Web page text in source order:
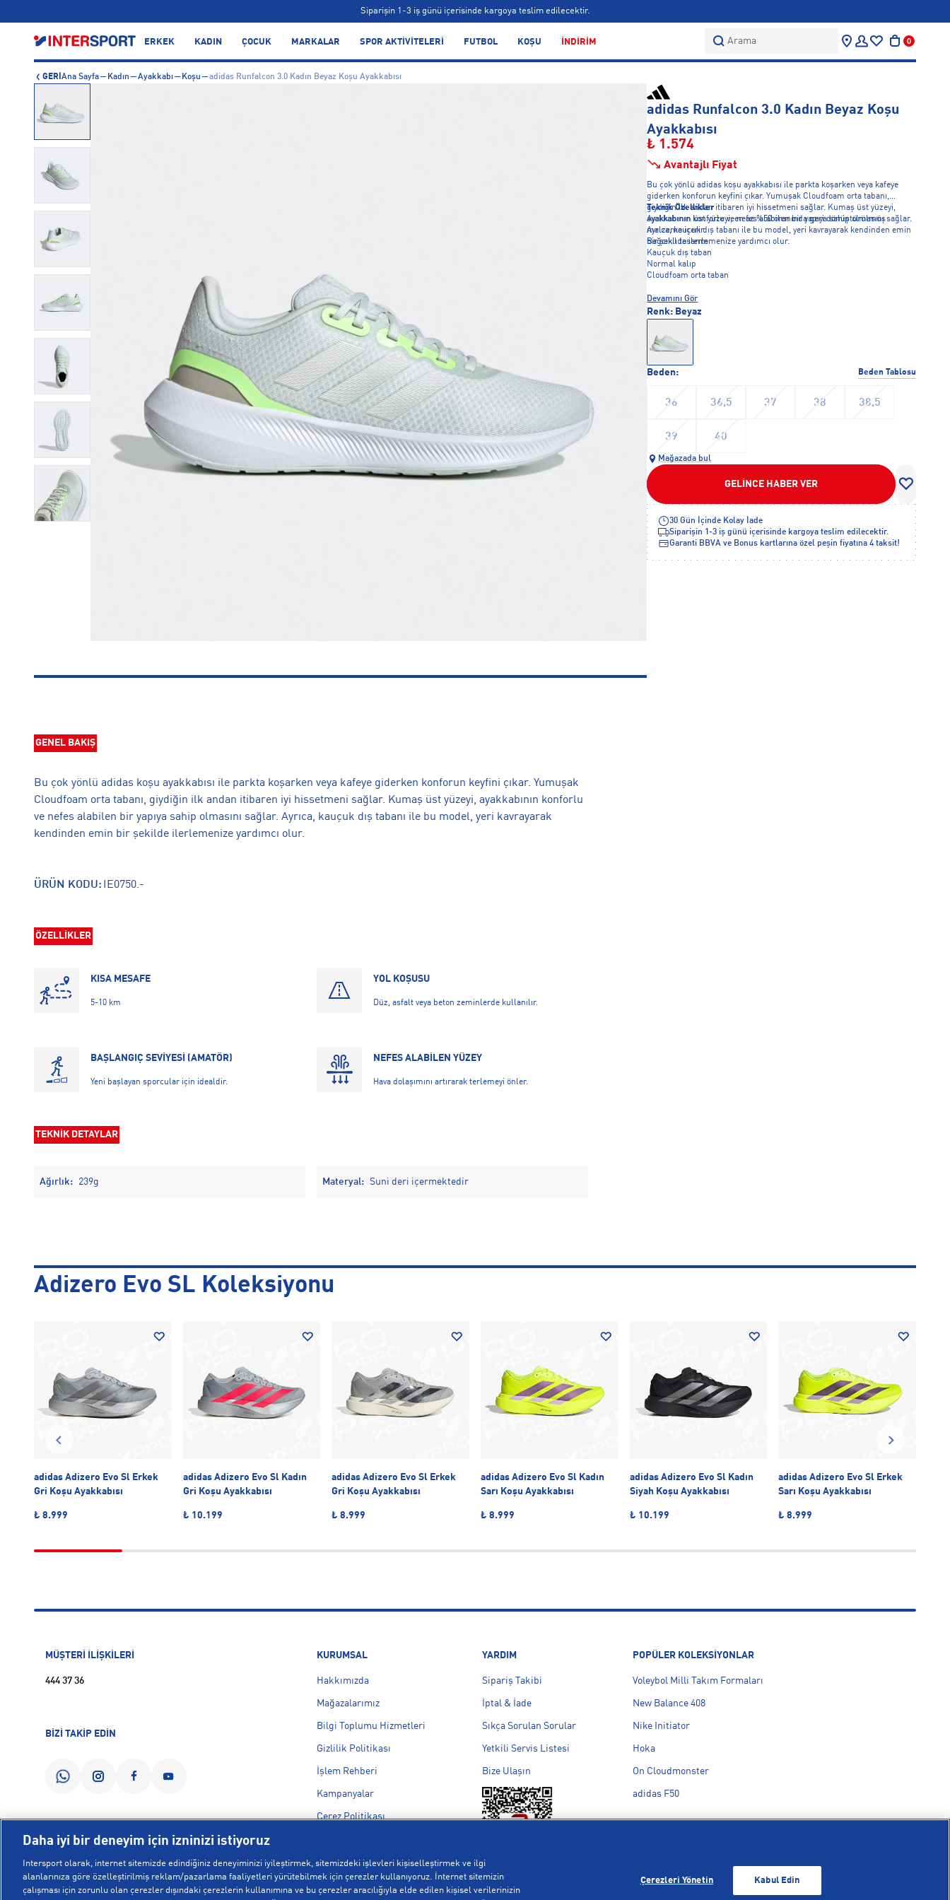
Bonus kartlara özel vade farksız taksit seçenekleri!
Siparişin 1-3 iş günü içerisinde kargoya teslim edilecektir.
ERKEK KADIN ÇOCUK MARKALAR SPOR AKTİVİTELERİ FUTBOL KOŞU İNDİRİM Arama 0
GERİ Ana Sayfa Kadın Ayakkabı Koşu adidas Runfalcon 3.0 Kadın Beyaz Koşu Ayakkabısı
GENEL BAKIŞ
Bu çok yönlü adidas koşu ayakkabısı ile parkta koşarken veya kafeye giderken konforun keyfini çıkar. Yumuşak
Cloudfoam orta tabanı, giydiğin ilk andan itibaren iyi hissetmeni sağlar. Kumaş üst yüzeyi, ayakkabının konforlu
ve nefes alabilen bir yapıya sahip olmasını sağlar. Ayrıca, kauçuk dış tabanı ile bu model, yeri kavrayarak
kendinden emin bir şekilde ilerlemenize yardımcı olur.
ÜRÜN KODU: IE0750.-
ÖZELLİKLER
KISA MESAFE
5-10 km
YOL KOŞUSU
Düz, asfalt veya beton zeminlerde kullanılır.
BAŞLANGIÇ SEVİYESİ (AMATÖR)
Yeni başlayan sporcular için idealdir.
NEFES ALABİLEN YÜZEY
Hava dolaşımını artırarak terlemeyi önler.
TEKNİK DETAYLAR
Ağırlık: 239g Materyal: Suni deri içermektedir
adidas Runfalcon 3.0 Kadın Beyaz Koşu
Ayakkabısı
₺ 1.574
Avantajlı Fiyat
Bu çok yönlü adidas koşu ayakkabısı ile parkta koşarken veya kafeye
giderken konforun keyfini çıkar. Yumuşak Cloudfoam orta tabanı,
giydiğin ilk andan itibaren iyi hissetmeni sağlar. Kumaş üst yüzeyi,
ayakkabının konforlu ve nefes alabilen bir yapıya sahip olmasını sağlar.
Ayrıca, kauçuk dış tabanı ile bu model, yeri kavrayarak kendinden emin
bir şekilde ilerlemenize yardımcı olur.
Teknik Özellikler
Ayakkabının üst yüzeyi, en az %50 oranında geri dönüştürülmüş
malzeme içerir
Bağcıklı tasarım
Kauçuk dış taban
Normal kalıp
Cloudfoam orta taban
Devamını Gör
Beden: Beden Tablosu
36 36,5 37 38 38,5
39 40
Renk: Beyaz
Mağazada bul
GELİNCE HABER VER
30 Gün İçinde Kolay İade
Siparişin 1-3 iş günü içerisinde kargoya teslim edilecektir.
Garanti BBVA ve Bonus kartlarına özel peşin fiyatına 4 taksit!
Adizero Evo SL Koleksiyonu
adidas Adizero Evo Sl Erkek
Gri Koşu Ayakkabısı
₺ 8.999
adidas Adizero Evo Sl Kadın
Gri Koşu Ayakkabısı
₺ 10.199
adidas Adizero Evo Sl Erkek
Gri Koşu Ayakkabısı
₺ 8.999
adidas Adizero Evo Sl Kadın
Sarı Koşu Ayakkabısı
₺ 8.999
adidas Adizero Evo Sl Kadın
Siyah Koşu Ayakkabısı
₺ 10.199
adidas Adizero Evo Sl Erkek
Sarı Koşu Ayakkabısı
₺ 8.999
MÜŞTERİ İLİŞKİLERİ
444 37 36
BİZİ TAKİP EDİN
KURUMSAL
Hakkımızda
Mağazalarımız
Bilgi Toplumu Hizmetleri
Gizlilik Politikası
İşlem Rehberi
Kampanyalar
Çerez Politikası
Çerez Ayarları
YARDIM
Sipariş Takibi
İptal & İade
Sıkça Sorulan Sorular
Yetkili Servis Listesi
Bize Ulaşın
POPÜLER KOLEKSİYONLAR
Voleybol Milli Takım Formaları
New Balance 408
Nike Initiator
Hoka
On Cloudmonster
adidas F50
Daha iyi bir deneyim için izninizi istiyoruz
Intersport olarak, internet sitemizde edindiğiniz deneyiminizi iyileştirmek, sitemizdeki işlevleri kişiselleştirmek ve ilgi
alanlarınıza göre özelleştirilmiş reklam/pazarlama faaliyetleri yürütebilmek için çerezler kullanıyoruz. İnternet sitemizin
çalışması için zorunlu olan çerezler dışındaki çerezlerin kullanımına ve bu çerezler aracılığıyla elde edilen kişisel verilerinizin
Çerezleri Yönetin Kabul Edin